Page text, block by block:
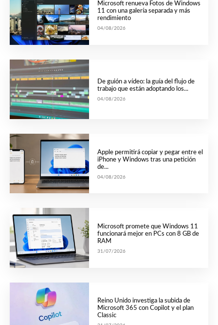
Microsoft renueva Fotos de Windows
11 con una galería separada y más
rendimiento
04/08/2026
De guión a vídeo: la guía del flujo de
trabajo que están adoptando los...
04/08/2026
Apple permitirá copiar y pegar entre el
iPhone y Windows tras una petición
de...
04/08/2026
Microsoft promete que Windows 11
funcionará mejor en PCs con 8 GB de
RAM
31/07/2026
Reino Unido investiga la subida de
Microsoft 365 con Copilot y el plan
Classic